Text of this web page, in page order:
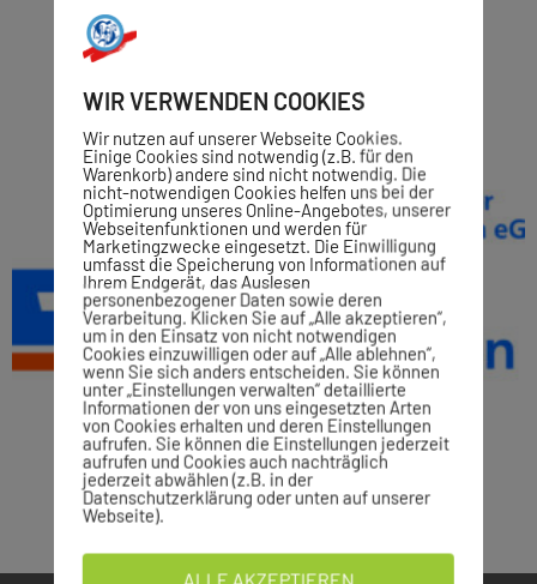
WIR VERWENDEN COOKIES
Wir nutzen auf unserer Webseite Cookies.
Einige Cookies sind notwendig (z.B. für den
Warenkorb) andere sind nicht notwendig. Die
nicht-notwendigen Cookies helfen uns bei der
Optimierung unseres Online-Angebotes, unserer
Webseitenfunktionen und werden für
Marketingzwecke eingesetzt. Die Einwilligung
umfasst die Speicherung von Informationen auf
Ihrem Endgerät, das Auslesen
personenbezogener Daten sowie deren
Verarbeitung. Klicken Sie auf „Alle akzeptieren“,
um in den Einsatz von nicht notwendigen
Cookies einzuwilligen oder auf „Alle ablehnen“,
wenn Sie sich anders entscheiden. Sie können
unter „Einstellungen verwalten“ detaillierte
Informationen der von uns eingesetzten Arten
von Cookies erhalten und deren Einstellungen
aufrufen. Sie können die Einstellungen jederzeit
aufrufen und Cookies auch nachträglich
jederzeit abwählen (z.B. in der
Datenschutzerklärung oder unten auf unserer
Webseite).
ALLE AKZEPTIEREN